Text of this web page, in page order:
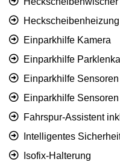
Heckscheibenheizung
Einparkhilfe Kamera
Einparkhilfe
Einparkhilfe
Einparkhilfe
Fahrspur-Assistent
Intelligentes
Isofix-Halterung